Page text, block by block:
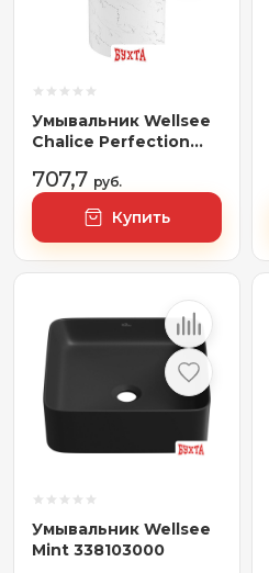
Умывальник Wellsee
Chalice Perfection
(отдельностоящий, с
отверстием под
смеситель, цвет
матовый белый
мрамор/глянцевый
707,7 руб.
Купить
Умывальник Wellsee
Mint 338103000